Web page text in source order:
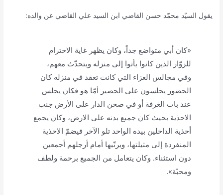
يقول السيّد محمّد حسن القاضي ابن السيد علي القاضي عن والده:
«كان أبي متواضع جداً، وكان يظهر غاية الاحترام
للزوّار الذين كانوا يأتوا إلى منزله ويتحدّث معهم،
وفي مجالس العزاء التي كانت تعقد في منزله كان
الحضور يجلسون على الحصير أمّا هو فكان يجلس
عند باب الغرفة أو في صحن الدار على الأرض جنب
الاحذية بحيث كان جميع بدنه على الارض، وكان يجمع
أحذية الداخلين بيده الواحد تلو الآخر فيضمّ الاحذية
المنفردة إلى مثيلتها، ويرتّبها أمام أرجلهم أجمعين
دون استثناء. وكان يتعامل من الجميع برحمة ولطف
ومحبّة».